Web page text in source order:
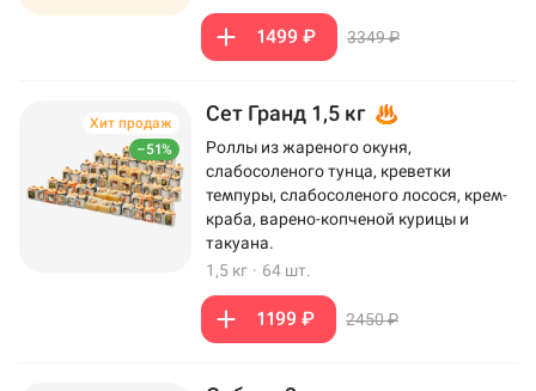
1499 ₽ 3349 ₽
–51%
Хит продаж Сет Гранд 1,5 кг
Роллы из жареного окуня,
слабосоленого тунца, креветки
темпуры, слабосоленого лосося, крем-
краба, варено-копченой курицы и
такуана.
1,5 кг · 64 шт.
1199 ₽ 2450 ₽